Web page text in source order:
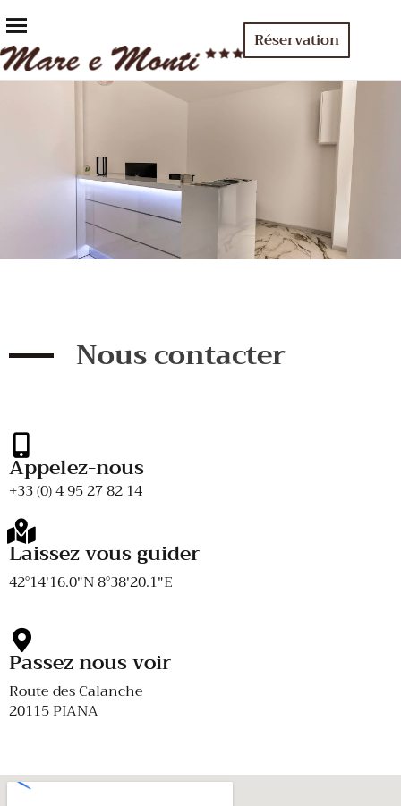
Réservation
Nous contacter
Appelez-nous
+33 (0) 4 95 27 82 14
Laissez vous guider
42°14'16.0"N 8°38'20.1"E
Passez nous voir
Route des Calanche
20115 PIANA